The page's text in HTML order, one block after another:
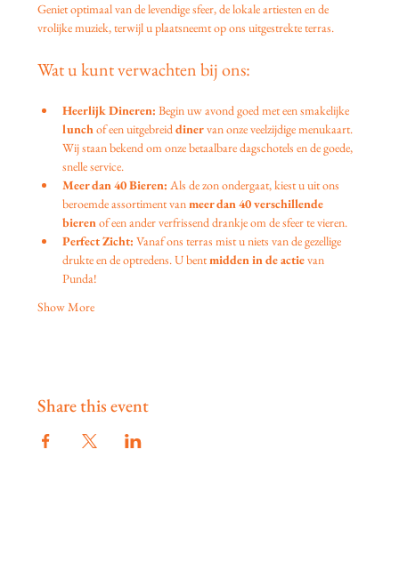
Geniet optimaal van de levendige sfeer, de lokale artiesten en de
vrolijke muziek, terwijl u plaatsneemt op ons uitgestrekte terras.
Wat u kunt verwachten bij ons:
Heerlijk Dineren: Begin uw avond goed met een smakelijke
lunch of een uitgebreid diner van onze veelzijdige menukaart.
Wij staan bekend om onze betaalbare dagschotels en de goede,
snelle service.
Meer dan 40 Bieren: Als de zon ondergaat, kiest u uit ons
beroemde assortiment van meer dan 40 verschillende
bieren of een ander verfrissend drankje om de sfeer te vieren.
Perfect Zicht: Vanaf ons terras mist u niets van de gezellige
drukte en de optredens. U bent midden in de actie van
Punda!
Show More
Share this event